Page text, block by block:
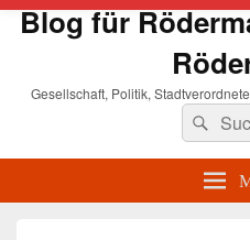
Blog für
Gesellschaft, Politik,
Suchen
nach: